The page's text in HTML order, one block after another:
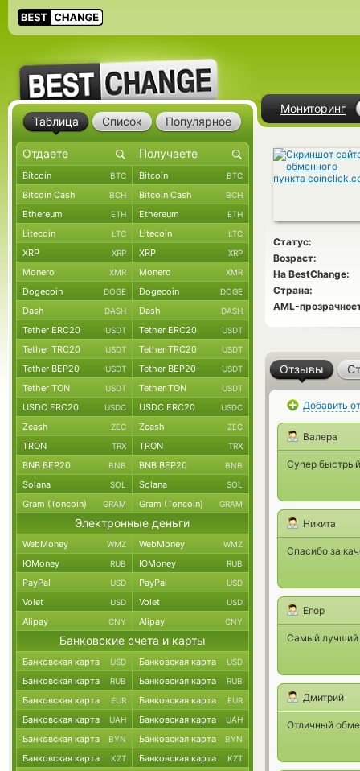
Мониторинг
Статус:
Возраст:
На BestChange:
Страна:
AML-
Отзывы
Добавить
Валера
Супер
Никита
Спасибо за
Егор
Самый лучший
Дмитрий
Отличный
Таблица Список Популярное
Bitcoin BTC Bitcoin BTC
Bitcoin Cash BCH Bitcoin Cash BCH
Ethereum ETH Ethereum ETH
Litecoin LTC Litecoin LTC
XRP XRP XRP XRP
Monero XMR Monero XMR
Dogecoin DOGE Dogecoin DOGE
Dash DASH Dash DASH
Tether ERC20 USDT Tether ERC20 USDT
Tether TRC20 USDT Tether TRC20 USDT
Tether BEP20 USDT Tether BEP20 USDT
Tether TON USDT Tether TON USDT
USDC ERC20 USDC USDC ERC20 USDC
Zcash ZEC Zcash ZEC
TRON TRX TRON TRX
BNB BEP20 BNB BNB BEP20 BNB
Solana SOL Solana SOL
Gram (Toncoin) GRAM Gram (Toncoin) GRAM
Электронные деньги
WebMoney WMZ WebMoney WMZ
ЮMoney RUB ЮMoney RUB
PayPal USD PayPal USD
Volet USD Volet USD
Alipay CNY Alipay CNY
Банковские счета и карты
Банковская карта USD Банковская карта USD
Банковская карта RUB Банковская карта RUB
Банковская карта EUR Банковская карта EUR
Банковская карта UAH Банковская карта UAH
Банковская карта BYN Банковская карта BYN
Банковская карта KZT Банковская карта KZT